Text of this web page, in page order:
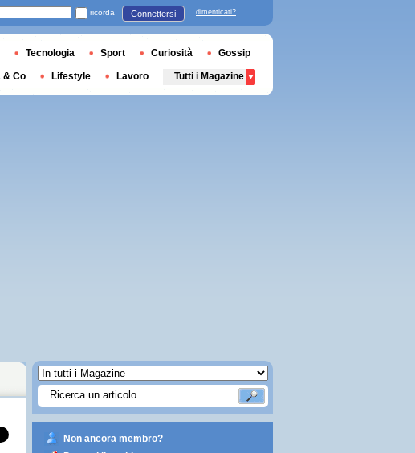
Non ancora membro?
ricorda Connettersi dimenticati?
Tecnologia Sport Curiosità Gossip
& Co Lifestyle Lavoro Tutti i Magazine